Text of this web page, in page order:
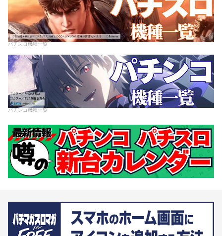
パチスロ機種一覧
パチンコ機種一覧